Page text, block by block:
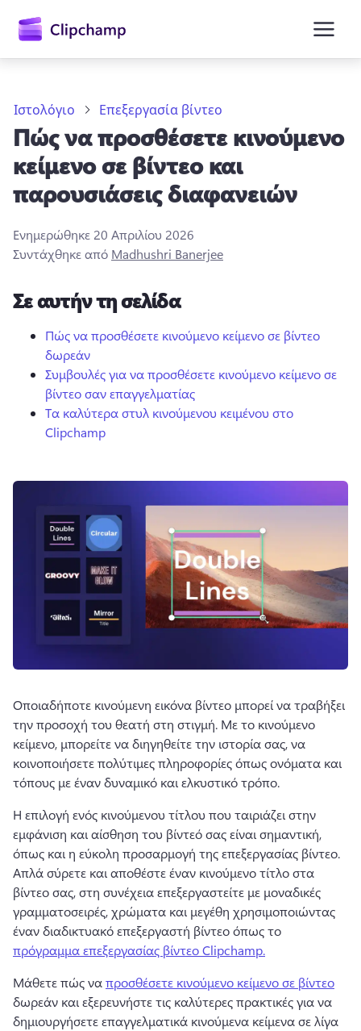
περιεχόμενο
Είσοδος
Ιστολόγιο Επεξεργασία βίντεο
Πώς να προσθέσετε κινούμενο
κείμενο σε βίντεο και
παρουσιάσεις διαφανειών
Ενημερώθηκε 20 Απριλίου 2026
Συντάχθηκε από Madhushri Banerjee
Σε αυτήν τη σελίδα
Πώς να προσθέσετε κινούμενο κείμενο σε βίντεο
δωρεάν
Συμβουλές για να προσθέσετε κινούμενο κείμενο σε
βίντεο σαν επαγγελματίας
Τα καλύτερα στυλ κινούμενου κειμένου στο
Clipchamp
Οποιαδήποτε κινούμενη εικόνα βίντεο μπορεί να τραβήξει
την προσοχή του θεατή στη στιγμή. Με το κινούμενο
κείμενο, μπορείτε να διηγηθείτε την ιστορία σας, να
κοινοποιήσετε πολύτιμες πληροφορίες όπως ονόματα και
τόπους με έναν δυναμικό και ελκυστικό τρόπο.
Η επιλογή ενός κινούμενου τίτλου που ταιριάζει στην
εμφάνιση και αίσθηση του βίντεό σας είναι σημαντική,
Απλά σύρετε και αποθέστε έναν κινούμενο τίτλο στα
βίντεο σας, στη συνέχεια επεξεργαστείτε με μοναδικές
γραμματοσειρές, χρώματα και μεγέθη χρησιμοποιώντας
έναν διαδικτυακό επεξεργαστή βίντεο όπως το
πρόγραμμα επεξεργασίας βίντεο Clipchamp.
Μάθετε πώς να προσθέσετε κινούμενο κείμενο σε βίντεο
δωρεάν και εξερευνήστε τις καλύτερες πρακτικές για να
δημιουργήσετε επαγγελματικά κινούμενα κείμενα σε λίγα